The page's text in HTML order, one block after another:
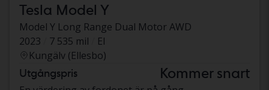
Tesla Model Y
Model Y Long Range Dual Motor AWD
2023
7 535 mil
El
Kungälv (Ellesbo)
Utgångspris Kommer snart